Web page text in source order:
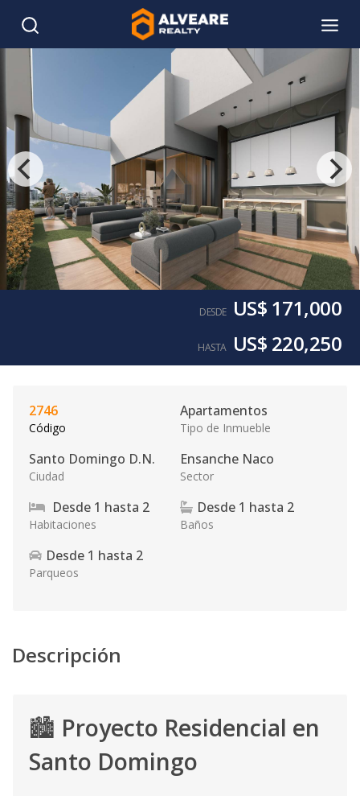
DESDE US$ 171,000
HASTA US$ 220,250
2746
Código
Apartamentos
Tipo de Inmueble
Santo Domingo D.N.
Ciudad
Ensanche Naco
Sector
Desde 1 hasta 2
Habitaciones
Desde 1 hasta 2
Baños
Desde 1 hasta 2
Parqueos
Descripción
🏙 Proyecto Residencial en
Santo Domingo